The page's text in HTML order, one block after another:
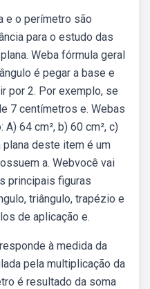
e o perímetro são
para o estudo das
Weba fórmula geral
é pegar a base e
por 2. Por exemplo, se
7 centímetros e. Webas
64 cm², b) 60 cm², c)
plana deste item é um
a. Webvocê vai
principais figuras
triângulo, trapézio e
de aplicação e.
à medida da
pela multiplicação da
é resultado da soma